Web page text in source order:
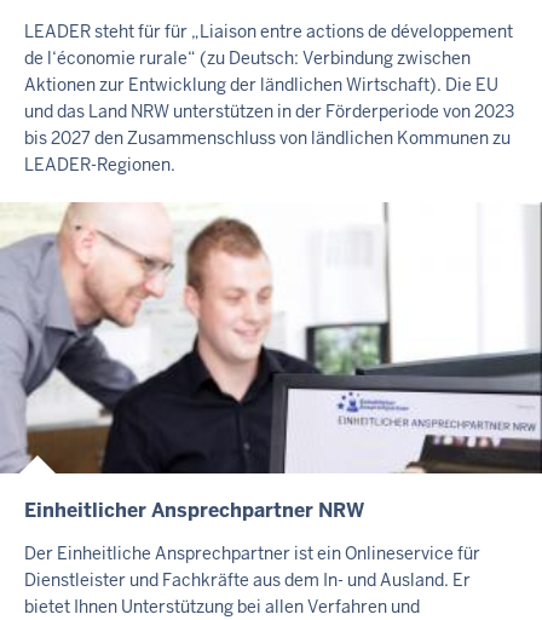
N
H
A
L
T
S
S
E
E
LEADER steht für für „Liaison entre actions de développement
de l‘économie rurale“ (zu Deutsch: Verbindung zwischen
Aktionen zur Entwicklung der ländlichen Wirtschaft). Die EU
und das Land NRW unterstützen in der Förderperiode von 2023
bis 2027 den Zusammenschluss von ländlichen Kommunen zu
LEADER-Regionen.
I
N
H
A
Einheitlicher Ansprechpartner NRW
Der Einheitliche Ansprechpartner ist ein Onlineservice für
Dienstleister und Fachkräfte aus dem In- und Ausland. Er
bietet Ihnen Unterstützung bei allen Verfahren und